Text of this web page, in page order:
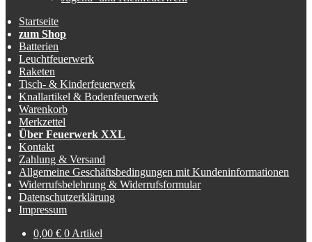
Startseite
zum Shop
Batterien
Leuchtfeuerwerk
Raketen
Tisch- & Kinderfeuerwerk
Knallartikel & Bodenfeuerwerk
Warenkorb
Merkzettel
Über Feuerwerk XXL
Kontakt
Zahlung & Versand
Allgemeine Geschäftsbedingungen mit Kundeninformationen
Widerrufsbelehrung & Widerrufsformular
Datenschutzerklärung
Impressum
0,00 € 0 Artikel